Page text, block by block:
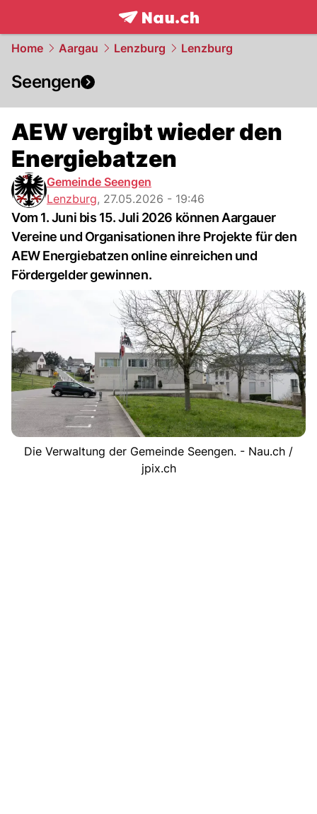
frontpage.NAU.ch
Home Aargau Lenzburg Lenzburg
Seengen
AEW vergibt wieder den
Energiebatzen
Gemeinde Seengen
Lenzburg, 27.05.2026 - 19:46
Vom 1. Juni bis 15. Juli 2026 können Aargauer
Vereine und Organisationen ihre Projekte für den
AEW Energiebatzen online einreichen und
Fördergelder gewinnen.
Die Verwaltung der Gemeinde Seengen. - Nau.ch /
jpix.ch